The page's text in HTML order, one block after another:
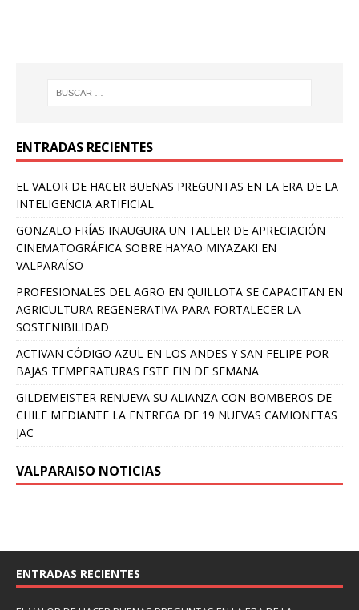
ENTRADAS RECIENTES
EL VALOR DE HACER BUENAS PREGUNTAS EN LA ERA DE LA
INTELIGENCIA ARTIFICIAL
GONZALO FRÍAS INAUGURA UN TALLER DE APRECIACIÓN
CINEMATOGRÁFICA SOBRE HAYAO MIYAZAKI EN
VALPARAÍSO
PROFESIONALES DEL AGRO EN QUILLOTA SE CAPACITAN EN
AGRICULTURA REGENERATIVA PARA FORTALECER LA
SOSTENIBILIDAD
ACTIVAN CÓDIGO AZUL EN LOS ANDES Y SAN FELIPE POR
BAJAS TEMPERATURAS ESTE FIN DE SEMANA
GILDEMEISTER RENUEVA SU ALIANZA CON BOMBEROS DE
CHILE MEDIANTE LA ENTREGA DE 19 NUEVAS CAMIONETAS
JAC
VALPARAISO NOTICIAS
ENTRADAS RECIENTES